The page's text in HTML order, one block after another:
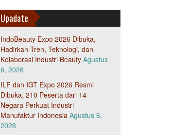
Upadate
IndoBeauty Expo 2026 Dibuka,
Hadirkan Tren, Teknologi, dan
Kolaborasi Industri Beauty Agustus
6, 2026
ILF dan IGT Expo 2026 Resmi
Dibuka, 210 Peserta dari 14
Negara Perkuat Industri
Manufaktur Indonesia Agustus 6,
2026